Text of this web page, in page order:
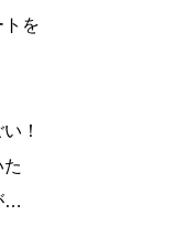
トを
！
…